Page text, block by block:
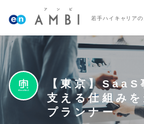
若手ハイキャリア
【東京】SaaS
支える仕組み
プランナー